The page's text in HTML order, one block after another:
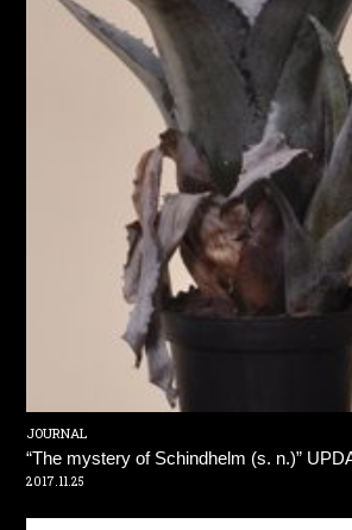
JOURNAL
“The mystery of Schindhelm (s. n.)”
2017.11.25